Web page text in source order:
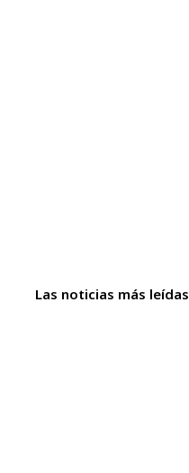
Las noticias más leídas